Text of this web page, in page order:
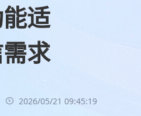
适
求
2026/05/21 09:45:19